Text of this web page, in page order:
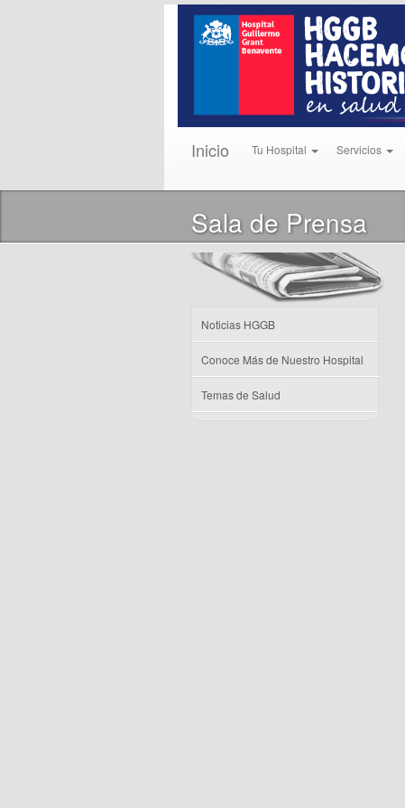
Inicio Tu Hospital Servicios
Sala de Prensa
Noticias HGGB
Conoce Más de Nuestro Hospital
Temas de Salud